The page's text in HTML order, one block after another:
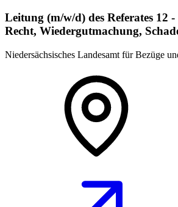
Leitung (m/w/d) des Referates 12 -
Recht, Wiedergutmachung,
Niedersächsisches Landesamt für Bezüge